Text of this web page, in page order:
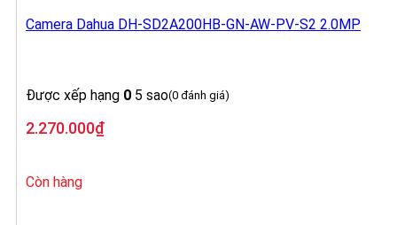
Camera Dahua DH-SD2A200HB-GN-AW-PV-S2 2.0MP
Được xếp hạng 0 5 sao(0 đánh giá)
2.270.000₫
Còn hàng